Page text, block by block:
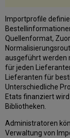
Importprofile
Quellenformat,
ausgeführt werden
für jeden
Lieferanten für
Unterschiedliche
Etats finanziert
Bibliotheken.
Administratoren
Verwaltung von